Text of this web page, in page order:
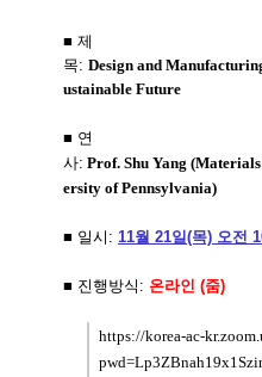
■ 제
목: Design and
ustainable Future
■ 연
사: Prof. Shu Yang (Materials
ersity of Pennsylvania)
■ 일시: 11월 21일(목) 오전
■ 진행방식: 온라인 (줌)
https://korea-ac-